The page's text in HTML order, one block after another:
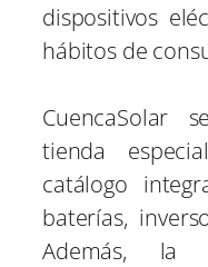
dispositivos
hábitos de
CuencaSolar
tienda
catálogo
baterías,
Además, la